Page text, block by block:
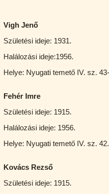
Vigh Jenő
Születési ideje: 1931.
Halálozási ideje:1956.
Helye: Nyugati temető IV. sz.
Fehér Imre
Születési ideje: 1915.
Halálozási ideje: 1956.
Helye: Nyugati temető IV. sz.
Kovács Rezső
Születési ideje: 1915.